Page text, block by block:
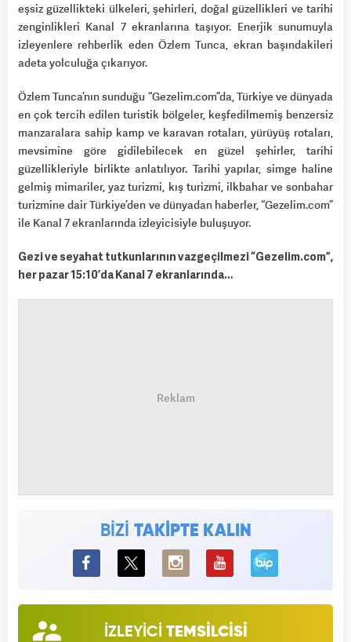
eşsiz güzellikteki ülkeleri, şehirleri, doğal güzellikleri ve tarihi
zenginlikleri Kanal 7 ekranlarına taşıyor. Enerjik sunumuyla
izleyenlere rehberlik eden Özlem Tunca, ekran başındakileri
adeta yolculuğa çıkarıyor.
Özlem Tunca’nın sunduğu “Gezelim.com”da, Türkiye ve dünyada
en çok tercih edilen turistik bölgeler, keşfedilmemiş benzersiz
manzaralara sahip kamp ve karavan rotaları, yürüyüş rotaları,
mevsimine göre gidilebilecek en güzel şehirler, tarihi
güzellikleriyle birlikte anlatılıyor. Tarihi yapılar, simge haline
gelmiş mimariler, yaz turizmi, kış turizmi, ilkbahar ve sonbahar
turizmine dair Türkiye’den ve dünyadan haberler, “Gezelim.com”
ile Kanal 7 ekranlarında izleyicisiyle buluşuyor.
Gezi ve seyahat tutkunlarının vazgeçilmezi “Gezelim.com”,
her pazar 15:10’da Kanal 7 ekranlarında…
BİZİ TAKİPTE KALIN
BiP
İZLEYİCİ TEMSİLCİSİ